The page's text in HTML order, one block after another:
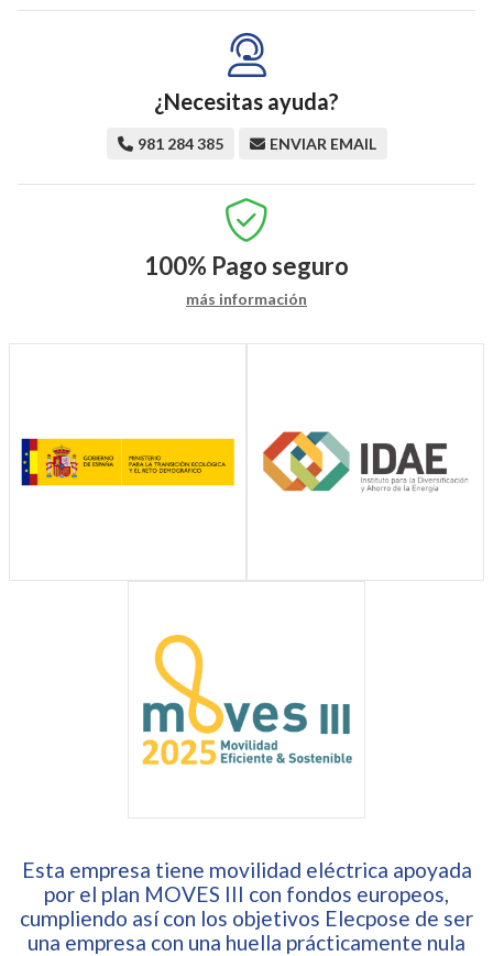
¿Necesitas ayuda?
981 284 385 ENVIAR EMAIL
100% Pago seguro
más información
Esta empresa tiene movilidad eléctrica apoyada
por el plan MOVES III con fondos europeos,
cumpliendo así con los objetivos Elecpose de ser
una empresa con una huella prácticamente nula